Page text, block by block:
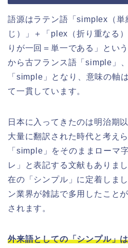
語源はラテン語「simplex（単
じ）」＋「plex（折り重なる
りが一回＝単一である」とい
から古フランス語「simple」
「simple」となり、意味の軸
て一貫しています。
日本に入ってきたのは明治期
大量に翻訳された時代と考え
「simple」をそのままローマ
レ」と表記する文献もありま
在の「シンプル」に定着しま
ン業界が雑誌で多用したこと
されます。
外来語としての「シンプル」